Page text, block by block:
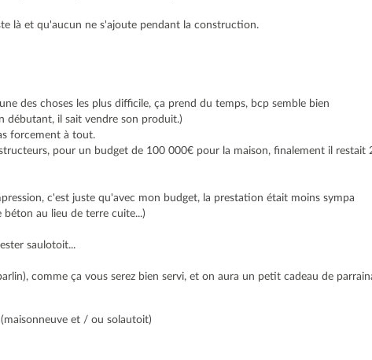
là et qu'aucun ne s'ajoute pendant la construction.
des choses les plus difficile, ça prend du temps, bcp semble bien
débutant, il sait vendre son produit.)
forcement à tout.
pour un budget de 100 000€ pour la maison, finalement il restait
c'est juste qu'avec mon budget, la prestation était moins sympa
au lieu de terre cuite...)
saulotoit...
comme ça vous serez bien servi, et on aura un petit cadeau de
et / ou solautoit)